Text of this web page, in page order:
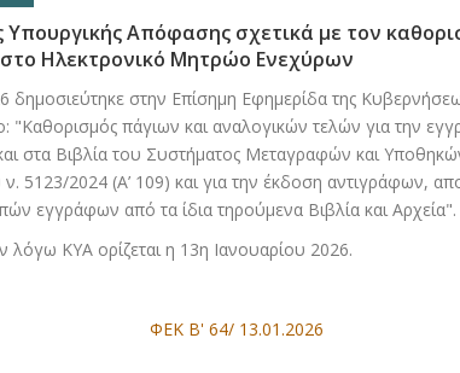
Υπουργικής Απόφασης σχετικά με τον
Ηλεκτρονικό Μητρώο Ενεχύρων
δημοσιεύτηκε στην Επίσημη Εφημερίδα της
"Καθορισμός πάγιων και αναλογικών τελών για την
στα Βιβλία του Συστήματος Μεταγραφών και
5123/2024 (Α’ 109) και για την έκδοση αντιγράφων,
εγγράφων από τα ίδια τηρούμενα Βιβλία και Αρχεία".
λόγω ΚΥΑ ορίζεται η 13η Ιανουαρίου 2026.
ΦΕΚ Β' 64/ 13.01.2026